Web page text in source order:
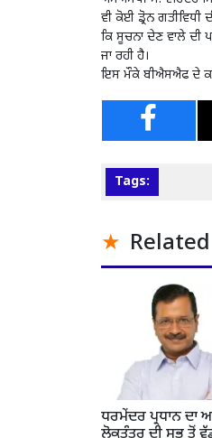
ਵੀ ਕੋਈ ਡ੍ਰੋਨ ਗਤੀਵਿਧੀ
ਕਿ ਸੂਚਨਾ ਦੇਣ ਵਾਲੇ ਦੀ
ਜਾ ਰਹੀ ਹੈ।
ਇਸ ਮੌਕੇ ਬੀਐਸਐਫ ਦੇ
Tags:
ਧਰਮੇਂਦਰ ਪ੍ਰਧਾਨ ਦਾ